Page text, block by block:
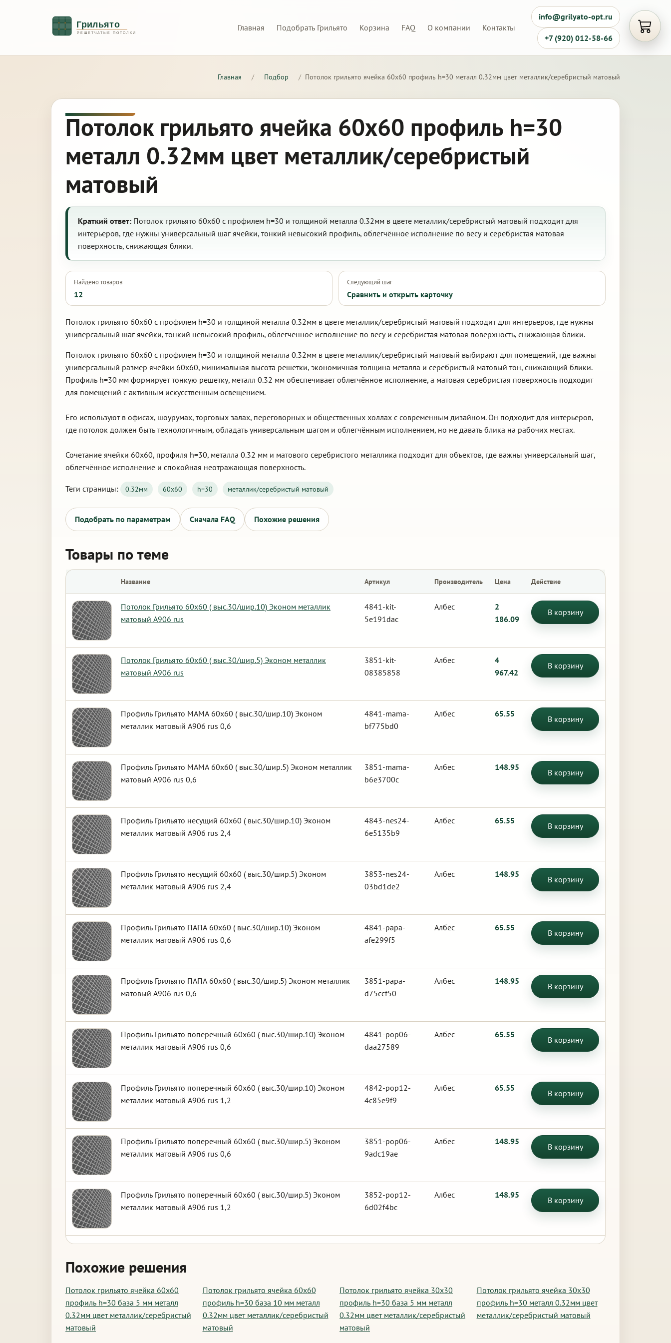
Главная Подобрать Грильято Корзина FAQ О компании Контакты
info@grilyato-opt.ru
+7 (920) 012-58-66
Главная / Подбор / Потолок грильято ячейка 60х60 профиль h=30 металл 0.32мм цвет металлик/серебристый матовый
Потолок грильято ячейка 60х60 профиль h=30
металл 0.32мм цвет металлик/серебристый
матовый
Краткий ответ: Потолок грильято 60х60 с профилем h=30 и толщиной металла 0.32мм в цвете металлик/серебристый матовый подходит для
интерьеров, где нужны универсальный шаг ячейки, тонкий невысокий профиль, облегчённое исполнение по весу и серебристая матовая
поверхность, снижающая блики.
Найдено товаров
12
Следующий шаг
Сравнить и открыть карточку
Потолок грильято 60х60 с профилем h=30 и толщиной металла 0.32мм в цвете металлик/серебристый матовый подходит для интерьеров, где нужны
универсальный шаг ячейки, тонкий невысокий профиль, облегчённое исполнение по весу и серебристая матовая поверхность, снижающая блики.
Потолок грильято 60х60 с профилем h=30 и толщиной металла 0.32мм в цвете металлик/серебристый матовый выбирают для помещений, где важны
универсальный размер ячейки 60х60, минимальная высота решетки, экономичная толщина металла и серебристый матовый тон, снижающий блики.
Профиль h=30 мм формирует тонкую решетку, металл 0.32 мм обеспечивает облегчённое исполнение, а матовая серебристая поверхность подходит
для помещений с активным искусственным освещением.
Его используют в офисах, шоурумах, торговых залах, переговорных и общественных холлах с современным дизайном. Он подходит для интерьеров,
где потолок должен быть технологичным, обладать универсальным шагом и облегчённым исполнением, но не давать блика на рабочих местах.
Сочетание ячейки 60х60, профиля h=30, металла 0.32 мм и матового серебристого металлика подходит для объектов, где важны универсальный шаг,
облегчённое исполнение и спокойная неотражающая поверхность.
Теги страницы: 0.32мм 60х60 h=30 металлик/серебристый матовый
Подобрать по параметрам Сначала FAQ Похожие решения
Товары по теме
Название Артикул Производитель Цена Действие
Потолок Грильято 60х60 ( выс.30/шир.10) Эконом металлик
матовый А906 rus
4841-kit-
5e191dac
Албес
2
186.09
В корзину
Потолок Грильято 60х60 ( выс.30/шир.5) Эконом металлик
матовый А906 rus
3851-kit-
08385858
Албес
4
967.42
В корзину
Профиль Грильято МАМА 60х60 ( выс.30/шир.10) Эконом
металлик матовый А906 rus 0,6
4841-mama-
bf775bd0
Албес 65.55
В корзину
Профиль Грильято МАМА 60х60 ( выс.30/шир.5) Эконом металлик
матовый А906 rus 0,6
3851-mama-
b6e3700c
Албес 148.95
В корзину
Профиль Грильято несущий 60х60 ( выс.30/шир.10) Эконом
металлик матовый А906 rus 2,4
4843-nes24-
6e5135b9
Албес 65.55
В корзину
Профиль Грильято несущий 60х60 ( выс.30/шир.5) Эконом
металлик матовый А906 rus 2,4
3853-nes24-
03bd1de2
Албес 148.95
В корзину
Профиль Грильято ПАПА 60х60 ( выс.30/шир.10) Эконом
металлик матовый А906 rus 0,6
4841-papa-
afe299f5
Албес 65.55
В корзину
Профиль Грильято ПАПА 60х60 ( выс.30/шир.5) Эконом металлик
матовый А906 rus 0,6
3851-papa-
d75ccf50
Албес 148.95
В корзину
Профиль Грильято поперечный 60х60 ( выс.30/шир.10) Эконом
металлик матовый А906 rus 0,6
4841-pop06-
daa27589
Албес 65.55
В корзину
Профиль Грильято поперечный 60х60 ( выс.30/шир.10) Эконом
металлик матовый А906 rus 1,2
4842-pop12-
4c85e9f9
Албес 65.55
В корзину
Профиль Грильято поперечный 60х60 ( выс.30/шир.5) Эконом
металлик матовый А906 rus 0,6
3851-pop06-
9adc19ae
Албес 148.95
В корзину
Профиль Грильято поперечный 60х60 ( выс.30/шир.5) Эконом
металлик матовый А906 rus 1,2
3852-pop12-
6d02f4bc
Албес 148.95
В корзину
Похожие решения
Потолок грильято ячейка 60х60
профиль h=30 база 5 мм металл
0.32мм цвет металлик/серебристый
матовый
Потолок грильято ячейка 60х60
профиль h=30 база 10 мм металл
0.32мм цвет металлик/серебристый
матовый
Потолок грильято ячейка 30х30
профиль h=30 база 5 мм металл
0.32мм цвет металлик/серебристый
матовый
Потолок грильято ячейка 30х30
профиль h=30 металл 0.32мм цвет
металлик/серебристый матовый
Открыть